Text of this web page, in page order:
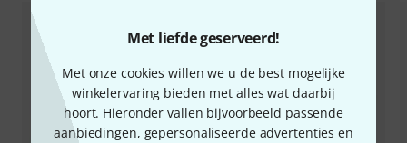
Met liefde geserveerd!
Met onze cookies willen we u de best mogelijke
winkelervaring bieden met alles wat daarbij
hoort. Hieronder vallen bijvoorbeeld passende
aanbiedingen, gepersonaliseerde advertenties en